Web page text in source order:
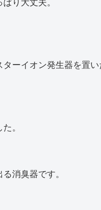
ーイオン発生器を置
。
消臭器です。